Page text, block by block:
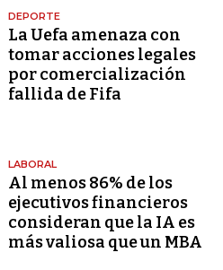
DEPORTE
La Uefa amenaza con
tomar acciones legales
por comercialización
fallida de Fifa
LABORAL
Al menos 86% de los
ejecutivos financieros
consideran que la IA es
más valiosa que un MBA